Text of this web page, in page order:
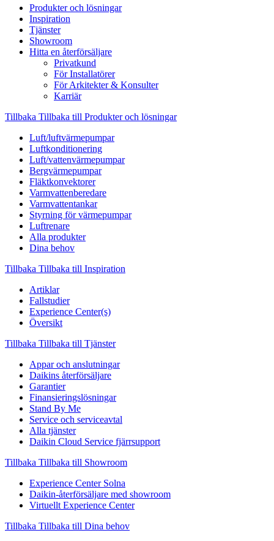
Produkter och lösningar
Inspiration
Tjänster
Showroom
Hitta en återförsäljare
Privatkund
För Installatörer
För Arkitekter & Konsulter
Karriär
Tillbaka Tillbaka till Produkter och lösningar
Luft/luftvärmepumpar
Luftkonditionering
Luft/vattenvärmepumpar
Bergvärmepumpar
Fläktkonvektorer
Varmvattenberedare
Varmvattentankar
Styrning för värmepumpar
Luftrenare
Alla produkter
Dina behov
Tillbaka Tillbaka till Inspiration
Artiklar
Fallstudier
Experience Center(s)
Översikt
Tillbaka Tillbaka till Tjänster
Appar och anslutningar
Daikins återförsäljare
Garantier
Finansieringslösningar
Stand By Me
Service och serviceavtal
Alla tjänster
Daikin Cloud Service fjärrsupport
Tillbaka Tillbaka till Showroom
Experience Center Solna
Daikin-återförsäljare med showroom
Virtuellt Experience Center
Tillbaka Tillbaka till Dina behov